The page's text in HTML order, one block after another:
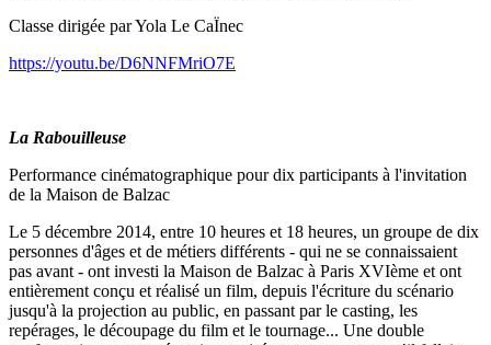
Classe dirigée par Yola Le CaÏnec
https://youtu.be/D6NNFMriO7E
La Rabouilleuse
Performance cinématographique pour dix participants à l'invitation
de la Maison de Balzac
Le 5 décembre 2014, entre 10 heures et 18 heures, un groupe de dix
personnes d'âges et de métiers différents - qui ne se connaissaient
pas avant - ont investi la Maison de Balzac à Paris XVIème et ont
entièrement conçu et réalisé un film, depuis l'écriture du scénario
jusqu'à la projection au public, en passant par le casting, les
repérages, le découpage du film et le tournage... Une double